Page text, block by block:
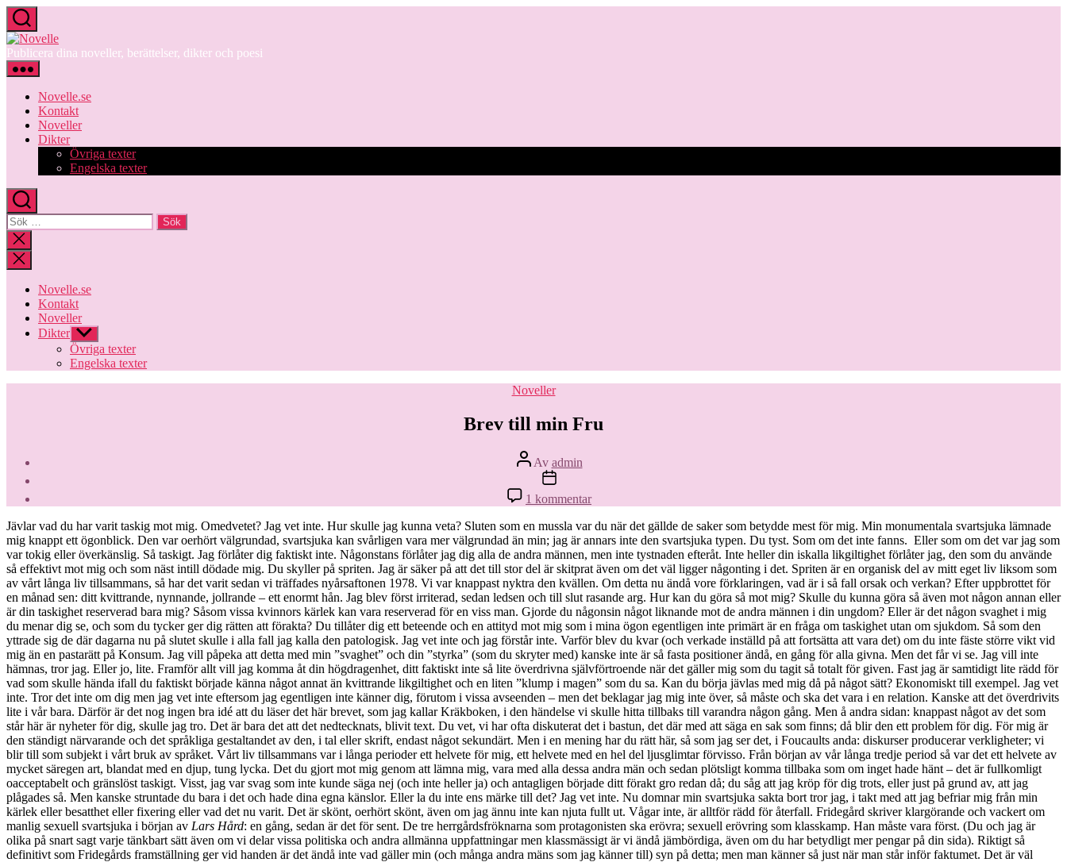
Hoppa
till
innehåll
Novelle
Publicera dina noveller, berättelser, dikter och poesi
Novelle.se
Kontakt
Noveller
Dikter
Övriga texter
Engelska texter
Sök
efter:
Stäng
sökningen
Novelle.se
Kontakt
Noveller
Dikter Visa
undermeny
Övriga texter
Engelska texter
Kategorier
Noveller
Brev till min Fru
Inläggsförfattare
Av admin
Inläggsdatum
1 kommentartill
Brev
till
min
Fru
Jävlar vad du har varit taskig mot mig. Omedvetet? Jag vet inte. Hur skulle jag kunna veta? Sluten som en mussla var du när det gällde de saker som betydde mest för mig. Min monumentala svartsjuka lämnade
mig knappt ett ögonblick. Den var oerhört välgrundad, svartsjuka kan svårligen vara mer välgrundad än min; jag är annars inte den svartsjuka typen. Du tyst. Som om det inte fanns. Eller som om det var jag som
var tokig eller överkänslig. Så taskigt. Jag förlåter dig faktiskt inte. Någonstans förlåter jag dig alla de andra männen, men inte tystnaden efteråt. Inte heller din iskalla likgiltighet förlåter jag, den som du använde
så effektivt mot mig och som näst intill dödade mig. Du skyller på spriten. Jag är säker på att det till stor del är skitprat även om det väl ligger någonting i det. Spriten är en organisk del av mitt eget liv liksom som
av vårt långa liv tillsammans, så har det varit sedan vi träffades nyårsaftonen 1978. Vi var knappast nyktra den kvällen. Om detta nu ändå vore förklaringen, vad är i så fall orsak och verkan? Efter uppbrottet för
en månad sen: ditt kvittrande, nynnande, jollrande – ett enormt hån. Jag blev först irriterad, sedan ledsen och till slut rasande arg. Hur kan du göra så mot mig? Skulle du kunna göra så även mot någon annan eller
är din taskighet reserverad bara mig? Såsom vissa kvinnors kärlek kan vara reserverad för en viss man. Gjorde du någonsin något liknande mot de andra männen i din ungdom? Eller är det någon svaghet i mig
du menar dig se, och som du tycker ger dig rätten att förakta? Du tillåter dig ett beteende och en attityd mot mig som i mina ögon egentligen inte primärt är en fråga om taskighet utan om sjukdom. Så som den
yttrade sig de där dagarna nu på slutet skulle i alla fall jag kalla den patologisk. Jag vet inte och jag förstår inte. Varför blev du kvar (och verkade inställd på att fortsätta att vara det) om du inte fäste större vikt vid
mig än en pastarätt på Konsum. Jag vill påpeka att detta med min ”svaghet” och din ”styrka” (som du skryter med) kanske inte är så fasta positioner ändå, en gång för alla givna. Men det får vi se. Jag vill inte
hämnas, tror jag. Eller jo, lite. Framför allt vill jag komma åt din högdragenhet, ditt faktiskt inte så lite överdrivna självförtroende när det gäller mig som du tagit så totalt för given. Fast jag är samtidigt lite rädd för
vad som skulle hända ifall du faktiskt började känna något annat än kvittrande likgiltighet och en liten ”klump i magen” som du sa. Kan du börja jävlas med mig då på något sätt? Ekonomiskt till exempel. Jag vet
inte. Tror det inte om dig men jag vet inte eftersom jag egentligen inte känner dig, förutom i vissa avseenden – men det beklagar jag mig inte över, så måste och ska det vara i en relation. Kanske att det överdrivits
lite i vår bara. Därför är det nog ingen bra idé att du läser det här brevet, som jag kallar Kräkboken, i den händelse vi skulle hitta tillbaks till varandra någon gång. Men å andra sidan: knappast något av det som
står här är nyheter för dig, skulle jag tro. Det är bara det att det nedtecknats, blivit text. Du vet, vi har ofta diskuterat det i bastun, det där med att säga en sak som finns; då blir den ett problem för dig. För mig är
den ständigt närvarande och det språkliga gestaltandet av den, i tal eller skrift, endast något sekundärt. Men i en mening har du rätt här, så som jag ser det, i Foucaults anda: diskurser producerar verkligheter; vi
blir till som subjekt i vårt bruk av språket. Vårt liv tillsammans var i långa perioder ett helvete för mig, ett helvete med en hel del ljusglimtar förvisso. Från början av vår långa tredje period så var det ett helvete av
mycket säregen art, blandat med en djup, tung lycka. Det du gjort mot mig genom att lämna mig, vara med alla dessa andra män och sedan plötsligt komma tillbaka som om inget hade hänt – det är fullkomligt
oacceptabelt och gränslöst taskigt. Visst, jag var svag som inte kunde säga nej (och inte heller ja) och antagligen började ditt förakt gro redan då; du såg att jag kröp för dig trots, eller just på grund av, att jag
plågades så. Men kanske struntade du bara i det och hade dina egna känslor. Eller la du inte ens märke till det? Jag vet inte. Nu domnar min svartsjuka sakta bort tror jag, i takt med att jag befriar mig från min
kärlek eller besatthet eller fixering eller vad det nu varit. Det är skönt, oerhört skönt, även om jag ännu inte kan njuta fullt ut. Vågar inte, är alltför rädd för återfall. Fridegård skriver klargörande och vackert om
manlig sexuell svartsjuka i början av Lars Hård: en gång, sedan är det för sent. De tre herrgårdsfröknarna som protagonisten ska erövra; sexuell erövring som klasskamp. Han måste vara först. (Du och jag är olika på snart sagt varje tänkbart sätt även om vi delar vissa politiska och andra allmänna uppfattningar men klassmässigt är vi ändå jämbördiga, även om du har betydligt mer pengar på din sida). Riktigt så definitivt som Fridegårds framställning ger vid handen är det ändå inte vad gäller min (och många andra mäns som jag känner till) syn på detta; men man känner så just när man står inför faktumet. Det är väl kanske främst den riktigt unge mannens reaktion. Intressant är att man inte behöver ”lära sig” den. Jag växte ju upp i ett helt sekulärt hem, tämligen borgerligt och ganska stelfruset vad gäller sex förvisso men inte på något sätt inriktat på att ge mig någon traditionell sexualmoral i bagaget. Tycker inte att det är det jag har heller; det är helt enkelt spontana reaktioner. Första gången du lämnade mig var för ”Hasse” från Motala. Året var 1980. Jag åt inte på en vecka, gick hela sommaren i ett töcken. Jag hatade dig så oerhört. Senare tog jag ibland farsans bil till Lilldalsvägen 53, såg hans bil, (hans egen), utanför och visste förstås vad ni gjorde. Han på min plats i din säng. Jag åkte hem och kräktes. Det upprepades inte en gång, inte tio, inte hundra – utan tusen, med vem det nu var, jag tänker inte räkna upp dem. Jag kräktes varje gång, om inte de facto vilket ofta hände så inombords. Du dödade mig varje gång, inombords. Sista episoden innan vi möttes 1989 var med Micke, hur länge varade det? Två år? Ni bodde ihop på Högbergsgatan. Det hade varit fullkomligt tillräckligt outhärdligt med bara honom. Endast någon vecka innan du kom upp till Umeå var ni ute i Norrviken. Jag vet, har koll på sådant. Jag självplågar mig nämligen med sanningar. Men så till det värsta av allt i denna djävulska soppa, och det är något du ironiskt nog själv berättat för mig för flera år sedan. Historien handlar om hur du blev ihop med ”Hasse” för att visa din far att du inte var en slampa som knullade med vem som helst i ett tält på ett frisksportarläger då han kommit på er av misstag. Därför lämnade du mig, därför! Och var ihop med ”Hasse” ett par år tills det blev chilenaren istället. Herregud, din plikttrogenhet! Är det den som fått dig att stanna i relationen de senaste 24 åren också? Hur fan kunde du berätta detta, som i förbifarten? Just detta! Och sedan fortsätta tiga. Är ditt ointresse och din okunskap om mig som person så fullständig? ”Hasse” hade säkert något att erbjuda dig som jag inte hade, liksom de andra säkert hade var för sig. Det förstår jag. Och det är som sagt inte dina förhållanden med dessa män i sig som är oförlåtligt – det är bara oacceptabelt och oändligt kränkande – utan det du gjorde sedan. Så gör man bara mot någon man anser sig ha rätt att förakta. Ända alternativet till detta som jag kan se är att du är komplett idiot. Och det tror jag inte. Men kanske är du det när det verkligen gäller; du kan välja att vara det. Några av de män du haft engångsligg med är mina bekanta, någon en kompis. Det är förstås plågsamt på ett särskilt sätt då det utöver den vanliga svartsjukan och kräkningen även innebär en genant förödmjukelse. För alla inblandade. Historier har nått fram till mig, ”först på en stol, sedan stående i köket” och så vidare. Jag vet att man försökt skydda mig ibland mot vetskapen om dessa händelser, kanske har det lyckats vid några tillfällen. Underligt nog så gjorde vår klasskompis på gymnasiet Catrin just det, på studentavslutningen 1981, den regniga och för mig så dystra tillställningen. Hon försökte rädda mig från att se, eller komma i kontakt med, ”Hasse” och dig där på skolgården. Hon lyckades inte riktigt. Hur kunde hon vara så sensibel? Det var inte så jag uppfattade henne och vi hade ju knappt bytt ett ord med varandra under de tre åren i samma klass. Jag vet inte. Vårt eget sexliv. Suck, suck och åter suck. Sammanfattande betyg: 2. Så onödigt och sådant slöseri! Det hade kunnat vara bra (och har ju i enskilda stunder också varit det) om du inte varit som du varit. Många saker har retat gallfeber på mig, men kanske mest din ”naturlighet” som i kombination med gängse tystnad och otillgänglighet blir till ett slags ogenomtränglig massa, en mur, en stängd dörr till ett rum jag (nästan) aldrig fått tillträde till. Sex får man av dig som belöning (gäller det även de andra?) för att man gjort något duktigt eller, förstås, visat sig särskilt stark på något sätt. Som till exempel på hotellet i Örebro efter min disputation 2003. Ja du är solen i ditt universum och du har även varit det i mitt; ungefär en sådan sol som skinit över oss de senaste månaderna denna sena vinter: blek, kall, tyst. Men nu är det inte så längre. Jag har som du vet en tendens att titta bakåt och fastna i det förflutna, det är ju på sätt och vis det vårt problem handlar om – du har kedjat fast mig i mitt (eller snarare ditt) förflutna. Det är ganska fruktansvärt. Ja, jag skyller på dig, jag gör faktiskt det. Jag tycker att jag försökt göra något åt det, men du har ju aldrig bjudit till för fem öre. Du har tagit dig din frihet som du ansett ha din rätt till, fine. Hade du inte kommit tillbaka till mig skulle jag inte heller kunnat anklaga dig. Frihet har ett pris men du har vägrat betala det. Ja, du har ju gjort det i så måtto att du levt med mig alla dessa år och ibland har du inte kunnat undgå att ta åt dig en smula av mina klagosånger (som blivit färre med åren). Men jag har helat tiden haft en gnagande känsla av att du ändå lyckats klara dig undan ansvar för vad du gjort och tanken på det har gjort mig tokig av ilska. För det mesta har jag lagt band på mig, nästan alltid. Har du lagt band på dig? Du tycker förmodligen att du har det. Faktum är att min hatiska svartsjuka väcktes långt innan du lämnade mig första gången, nämligen då det gick upp för mig att du haft ett avancerat sexuellt förhållande som 14-åring med en typ som kallades ”Flax”. Det tycktes mig obegripligt, både själva faktumet och det att du då lämnat honom för att som du sa då ”han lovade saker han inte höll”. Ok så mycket var den kärleken värd. Jag borde ju ha fattat redan då men jag var ack så oerfaren. Och jag ville ha dig. Det visade sig finnas ännu mer; inte heller han var den förste utan någon annan typ under ett party då du väl snarare var 13. Eller så var inte heller han först. Det är bottenlöst. Och ifall jag så mycket som knystat en invändning eller en kritik mot dig för alltihop så har du blivit rosenrasande, ända fram till nu på senare år då likgiltigheten tagit över alltmer. Du arg på mig! Samtidigt som detta rått mellan oss har du under alla år kunnat svärma för romantisk, livslång och trofast kärlek när det gällt andra, i verkligheten eller i fiktionen. Inför mig! Otroligt hur man kan såra någon på de mest raffinerade sätt, i detta fall sannolikt utan att egentligen mena det. Men jag vet inte. Du kanske bara har följt din magkänsla. På en punkt är jag rätt säker på att jag har överhanden och det gäller hur andra ser på saken. Utomstående kan vid en hastig och kortfattad framställning av vår historia få uppfattningen att det är jag som helt snöat in på gamla händelser som bara borde glömmas. Men ju mer de får ta del av historien, ju utförligare den berättas, desto mer tenderar de att ta mitt parti. Det gjorde till exempel den första familjerådgivare vi träffade vilket förvånade mig rejält. Jag hade då nästan börjat tro på din version (som du inte uttryckligen sa men lät förstå), att jag var onormal på något sätt. Detta gäller även våra bekanta. Besvärar det dig? Skulle knappast tro det. Du menar ju på fullt allvar att vår historia inte alls är särskilt speciell eller extrem. My god! Ingen har haft en sådan historia! Jag har ju inte ens kunnat anklaga dig officiellt eftersom du skött allt enligt gängse (d v s 70-talets svenska) regler: man gör slut, då är det slut och så är det bra med det. Sedan kan man bli ihop igen och då ska man vara trogna igen. Och allt som hänt under tiden är ovidkommande och den som beklagar sig över det är en grinolle och en loser. Plikttrohet var det. Fy fan. Vad är anledningen till ditt beteende på senare tid? Jag vet inte. Eller så gör jag det. Min gissning är i alla fall att du mer och mer tyckt dig vara fast i ett förhållande med en loser. Lite konstigt eftersom jag är en bit före dig i karriär och lön, sådant som du tycker är viktigt även om du nog skulle protestera mot påståendet. Spriten säger du. Jag drack inget på tre månader, inget förändrades. Minskade ner överhuvudtaget (men visst, ballade ur totalt ibland) och slutade nästan helt gå på krogen. Fast egentligen är det nog mest synd om dig, instängd i dig själv med dina magkänslor. Jag är inte avundsjuk. Ifall det är vad som avses med att vara stark så är jag hellre svag. Om man tänker sig himlen så som Swedenborg gör, alltså att den helt enkelt är förlängningar och fortsättningar på godheter i jordelivet, så kommer vår himmel vara sommaren 1983. Du hade kommit tillbaka, från Paris och från andra killar, till mig i lägenheten i Aspudden. Du var otroligt sexuell, kåt som en räv i mars. Din hud len som ingen annans. Vi frossade i varandra. En resa med din mammas bil till västkusten var ett enda långt knull. Vi paddlade kanot på sjön Unden och det blåste upp och blev en smula oroligt. Vi badade nakna – jag har en bild på näthinnan. Märkligt detta att man kan smygkika på någon man just haft ihop det med på de mest avklädda och intima sätt. I Falkenberg skulle du absolut ut med fiskebåten trots att det blåste nästan storm och jag avrådde. Den gången var det du som kräktes, samtidigt som du hade en torsk på kroken. Minns inte riktigt men jag tror att det var så denna sommar att kärleken övervann allt; den kan det. Men ”allt” betyder olika saker i olika sammanhang och ”allt” är inte riktigt allt. Det finns gränser. Och dem har du passerat. Ett par år senare befann jag mig bokstavligt talat, med